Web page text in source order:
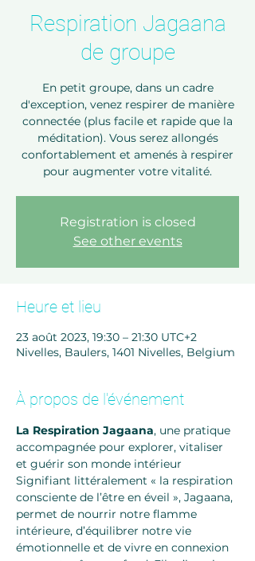
Respiration Jagaana
de groupe
En petit groupe, dans un cadre
d'exception, venez respirer de manière
connectée (plus facile et rapide que la
méditation). Vous serez allongés
confortablement et amenés à respirer
pour augmenter votre vitalité.
Registration is closed
See other events
Heure et lieu
23 août 2023, 19:30 – 21:30 UTC+2
Nivelles, Baulers, 1401 Nivelles, Belgium
À propos de l'événement
La Respiration Jagaana, une pratique
accompagnée pour explorer, vitaliser
et guérir son monde intérieur
Signifiant littéralement « la respiration
consciente de l’être en éveil », Jagaana,
permet de nourrir notre flamme
intérieure, d’équilibrer notre vie
émotionnelle et de vivre en connexion